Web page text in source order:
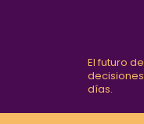
El futuro
días.